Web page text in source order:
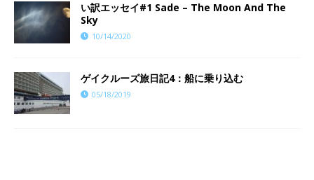
い訳エッセイ#1 Sade – The Moon And The
Sky
10/14/2020
ゲイクルーズ旅日記4：船に乗り込む
05/18/2019